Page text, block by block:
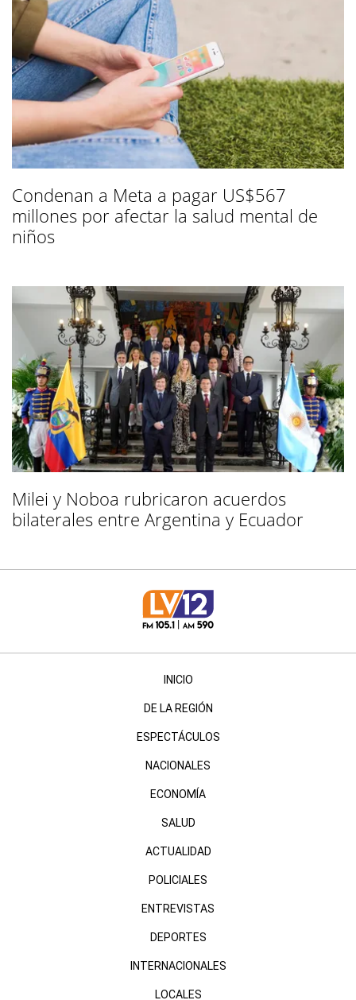
Condenan a Meta a pagar US$567
millones por afectar la salud mental de
niños
Milei y Noboa rubricaron acuerdos
bilaterales entre Argentina y Ecuador
INICIO
DE LA REGIÓN
ESPECTÁCULOS
NACIONALES
ECONOMÍA
SALUD
ACTUALIDAD
POLICIALES
ENTREVISTAS
DEPORTES
INTERNACIONALES
LOCALES